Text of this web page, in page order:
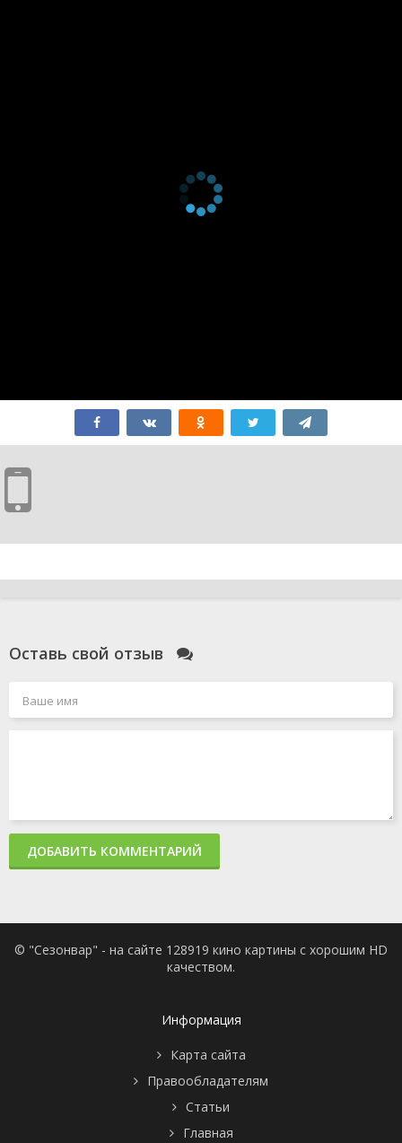
Оставь свой отзыв
ДОБАВИТЬ КОММЕНТАРИЙ
© "Сезонвар" - на сайте 128919 кино картины с хорошим HD
качеством.
Информация
Карта сайта
Правообладателям
Статьи
Главная